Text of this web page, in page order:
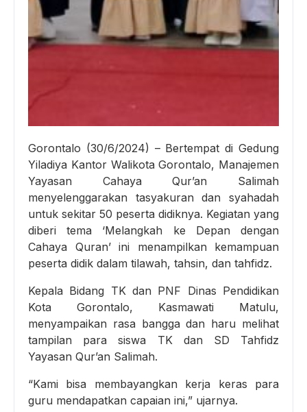
Gorontalo (30/6/2024) – Bertempat di Gedung
Yiladiya Kantor Walikota Gorontalo, Manajemen
Yayasan Cahaya Qur’an Salimah
menyelenggarakan tasyakuran dan syahadah
untuk sekitar 50 peserta didiknya. Kegiatan yang
diberi tema ‘Melangkah ke Depan dengan
Cahaya Quran’ ini menampilkan kemampuan
peserta didik dalam tilawah, tahsin, dan tahfidz.
Kepala Bidang TK dan PNF Dinas Pendidikan
Kota Gorontalo, Kasmawati Matulu,
menyampaikan rasa bangga dan haru melihat
tampilan para siswa TK dan SD Tahfidz
Yayasan Qur’an Salimah.
“Kami bisa membayangkan kerja keras para
guru mendapatkan capaian ini,” ujarnya.